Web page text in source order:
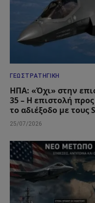
ΓΕΩΣΤΡΑΤΗΓΙΚΉ
ΗΠΑ: «Όχι» στην
35 – Η επιστολή
το αδιέξοδο με τους
25/07/2026